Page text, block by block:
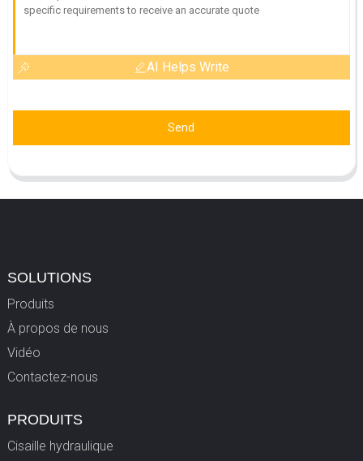
AI Helps Write
Send
SOLUTIONS
Produits
À propos de nous
Vidéo
Contactez-nous
PRODUITS
Cisaille hydraulique